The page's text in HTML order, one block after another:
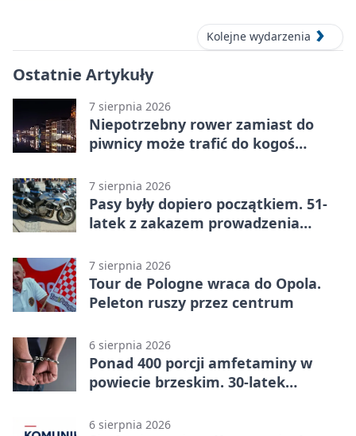
Kolejne wydarzenia
Ostatnie Artykuły
7 sierpnia 2026
Niepotrzebny rower zamiast do
piwnicy może trafić do kogoś
7 sierpnia 2026
Pasy były dopiero początkiem. 51-
latek z zakazem prowadzenia
7 sierpnia 2026
Tour de Pologne wraca do Opola.
Peleton ruszy przez centrum
6 sierpnia 2026
Ponad 400 porcji amfetaminy w
powiecie brzeskim. 30-latek
6 sierpnia 2026